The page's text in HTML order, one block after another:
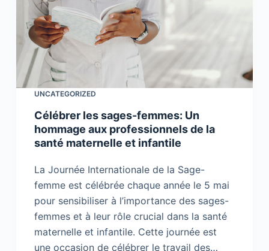
UNCATEGORIZED
Célébrer les sages-femmes: Un
hommage aux professionnels de la
santé maternelle et infantile
La Journée Internationale de la Sage-
femme est célébrée chaque année le 5 mai
pour sensibiliser à l’importance des sages-
femmes et à leur rôle crucial dans la santé
maternelle et infantile. Cette journée est
une occasion de célébrer le travail des…